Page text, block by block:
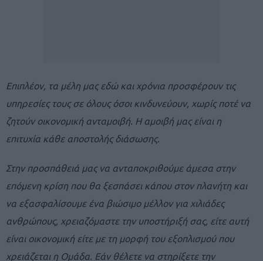
Επιπλέον, τα μέλη μας εδώ και χρόνια προσφέρουν τις
υπηρεσίες τους σε όλους όσοι κινδυνεύουν, χωρίς ποτέ να
ζητούν οικονομική ανταμοιβή. Η αμοιβή μας είναι η
επιτυχία κάθε αποστολής διάσωσης.
Στην προσπάθειά μας να ανταποκριθούμε άμεσα στην
επόμενη κρίση που θα ξεσπάσει κάπου στον πλανήτη και
να εξασφαλίσουμε ένα βιώσιμο μέλλον για χιλιάδες
ανθρώπους, χρειαζόμαστε την υποστήριξή σας, είτε αυτή
είναι οικονομική είτε με τη μορφή του εξοπλισμού που
χρειάζεται η Ομάδα. Εάν θέλετε να στηρίξετε την